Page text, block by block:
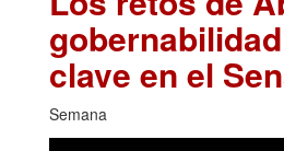
clave en el
Semana